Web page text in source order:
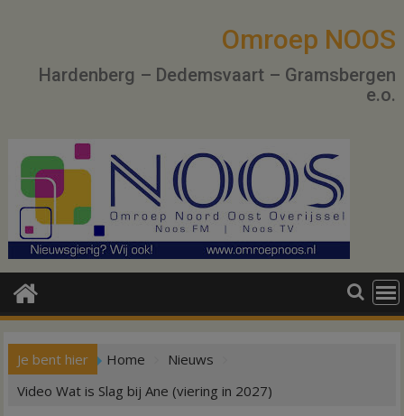
Omroep NOOS
Hardenberg – Dedemsvaart – Gramsbergen
e.o.
Je bent hier Home
Nieuws
Video Wat is Slag bij Ane (viering in 2027)